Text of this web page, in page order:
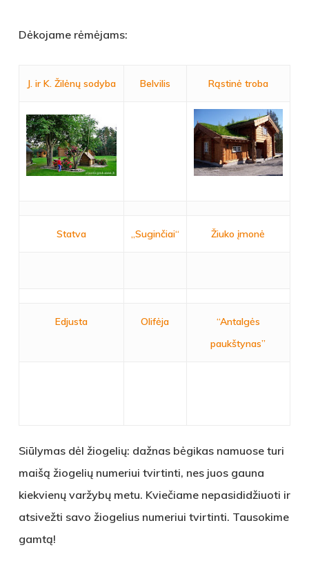
Dėkojame rėmėjams:
J. ir K. Žilėnų sodyba Belvilis Rąstinė troba
Statva „Suginčiai“ Žiuko įmonė
Edjusta Olifėja
“Antalgės
paukštynas”
Siūlymas dėl žiogelių: dažnas bėgikas namuose turi
maišą žiogelių numeriui tvirtinti, nes juos gauna
kiekvienų varžybų metu. Kviečiame nepasididžiuoti ir
atsivežti savo žiogelius numeriui tvirtinti. Tausokime
gamtą!